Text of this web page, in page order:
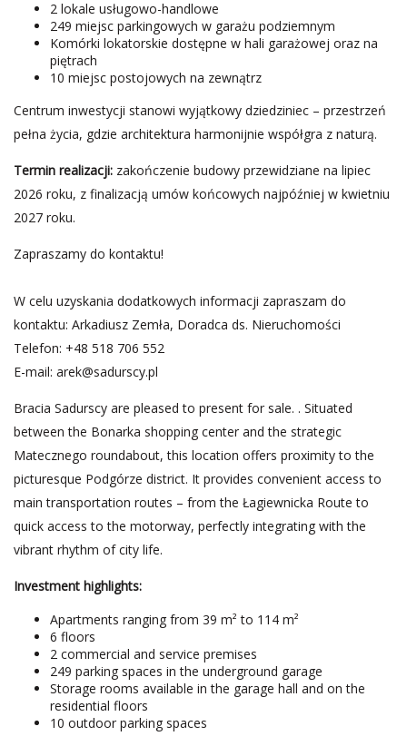
2 lokale usługowo-handlowe
249 miejsc parkingowych w garażu podziemnym
Komórki lokatorskie dostępne w hali garażowej oraz na
piętrach
10 miejsc postojowych na zewnątrz
Centrum inwestycji stanowi wyjątkowy dziedziniec – przestrzeń
pełna życia, gdzie architektura harmonijnie współgra z naturą.
Termin realizacji: zakończenie budowy przewidziane na lipiec
2026 roku, z finalizacją umów końcowych najpóźniej w kwietniu
2027 roku.
Zapraszamy do kontaktu!
W celu uzyskania dodatkowych informacji zapraszam do
kontaktu: Arkadiusz Zemła, Doradca ds. Nieruchomości
Telefon: +48 518 706 552
E-mail: arek@sadurscy.pl
Bracia Sadurscy are pleased to present for sale. . Situated
between the Bonarka shopping center and the strategic
Matecznego roundabout, this location offers proximity to the
picturesque Podgórze district. It provides convenient access to
main transportation routes – from the Łagiewnicka Route to
quick access to the motorway, perfectly integrating with the
vibrant rhythm of city life.
Investment highlights:
Apartments ranging from 39 m² to 114 m²
6 floors
2 commercial and service premises
249 parking spaces in the underground garage
Storage rooms available in the garage hall and on the
residential floors
10 outdoor parking spaces